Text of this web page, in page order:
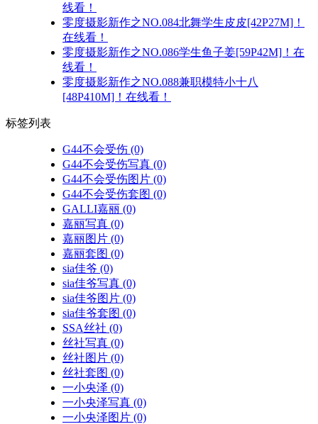
线看！
零度摄影新作之NO.084北舞学生皮皮[42P27M]！
在线看！
零度摄影新作之NO.086学生鱼子姜[59P42M]！在
线看！
零度摄影新作之NO.088兼职模特小十八
[48P410M]！在线看！
标签列表
G44不会受伤 (0)
G44不会受伤写真 (0)
G44不会受伤图片 (0)
G44不会受伤套图 (0)
GALLI嘉丽 (0)
嘉丽写真 (0)
嘉丽图片 (0)
嘉丽套图 (0)
sia佳爷 (0)
sia佳爷写真 (0)
sia佳爷图片 (0)
sia佳爷套图 (0)
SSA丝社 (0)
丝社写真 (0)
丝社图片 (0)
丝社套图 (0)
一小央泽 (0)
一小央泽写真 (0)
一小央泽图片 (0)